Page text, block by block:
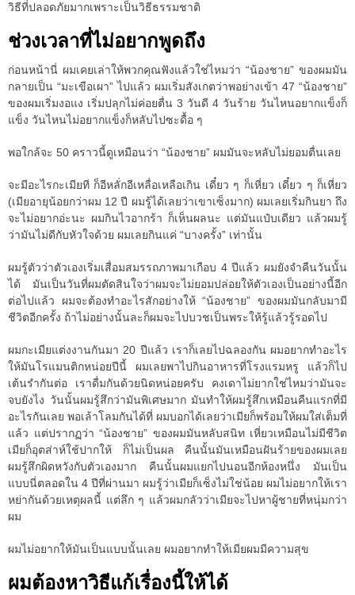
วิธีที่ปลอดภัยมากเพราะเป็นวิธีธรรมชาติ
ช่วงเวลาที่ไม่อยากพูดถึง
ก่อนหน้านี่ ผมเคยเล่าให้พวกคุณฟังแล้วใช่ไหมว่า “น้องชาย” ของผมมัน
กลายเป็น “มะเขือเผา” ไปแล้ว ผมเริ่มสังเกตว่าพอย่างเข้า 47 “น้องชาย”
ของผมเริ่มงอแง เริ่มปลุกไม่ค่อยตื่น 3 วันดี 4 วันร้าย วันไหนอยากแข็งก็
แข็ง วันไหนไม่อยากแข็งก็หลับไปซะดื้อ ๆ
พอใกล้จะ 50 คราวนี้ดูเหมือนว่า “น้องชาย” ผมมันจะหลับไม่ยอมตื่นเลย
จะมีอะไรกะเมียที ก็อีหลั่กอีเหลื่อเหลือเกิน เดี๋ยว ๆ ก็เหี่ยว เดี๋ยว ๆ ก็เหี่ยว
(เมียอายุน้อยกว่าผม 12 ปี ผมรู้ได้เลยว่าเขาเซ็งมาก) ผมเลยเริ่มกินยา ถึง
จะไม่อยากอ่ะนะ ผมกินไวอากร้า ก็เห็นผลนะ แต่มันแป๋บเดียว แล้วผมรู้
ว่ามันไม่ดีกับหัวใจด้วย ผมเลยกินแค่ “บางครั้ง” เท่านั้น
ผมรู้ตัวว่าตัวเองเริ่มเสื่อมสมรรถภาพมาเกือบ 4 ปีแล้ว ผมยังจำคืนวันนั้น
ได้ มันเป็นวันที่ผมตัดสินใจว่าผมจะไม่ยอมปล่อยให้ตัวเองเป็นอย่างนี้อีก
ต่อไปแล้ว ผมจะต้องทำอะไรสักอย่างให้ “น้องชาย” ของผมมันกลับมามี
ชีวิตอีกครั้ง ถ้าไม่อย่างนั้นละก็ผมจะไปบวชเป็นพระให้รู้แล้วรู้รอดไป
ผมกะเมียแต่งงานกันมา 20 ปีแล้ว เราก็เลยไปฉลองกัน ผมอยากทำอะไร
ให้มันโรแมนติกหน่อยปีนี้ ผมเลยพาไปกินอาหารที่โรงแรมหรู แล้วก็ไป
เต้นรำกันต่อ เราดื่มกันด้วยนิดหน่อยครับ คงเดาไม่ยากใช่ไหมว่ามันจะ
จบยังไง วันนั้นผมรู้สึกว่ามันพิเศษมาก มันทำให้ผมรู้สึกเหมือนคืนแรกที่มี
อะไรกันเลย พอเล้าโลมกันได้ที่ ผมบอกได้เลยว่าเมียก็พร้อมให้ผมใส่เต็มที่
แล้ว แต่ปรากฏว่า “น้องชาย” ของผมมันหลับสนิท เหี่ยวเหมือนไม่มีชีวิต
เมียก็อุตส่าห์ใช้ปากให้ ก็ไม่เป็นผล คืนนั้นมันเหมือนฝันร้ายของผมเลย
ผมรู้สึกผิดหวังกับตัวเองมาก คืนนั้นผมแยกไปนอนอีกห้องหนึ่ง มันเป็น
แบบนี่ตลอดใน 4 ปีที่ผ่านมา ผมรู้ว่าเมียก็เซ็งไม่ใช่น้อย ผมไม่อยากให้เรา
หย่ากันด้วยเหตุผลนี้ แต่ลึก ๆ แล้วผมกลัวว่าเมียจะไปหาผู้ชายที่หนุ่มกว่า
ผม
ผมไม่อยากให้มันเป็นแบบนั้นเลย ผมอยากทำให้เมียผมมีความสุข
ผมต้องหาวิธีแก้เรื่องนี้ให้ได้